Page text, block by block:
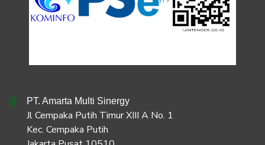
PT. Amarta Multi Sinergy
Jl Cempaka Putih Timur XIII A No. 1
Kec. Cempaka Putih